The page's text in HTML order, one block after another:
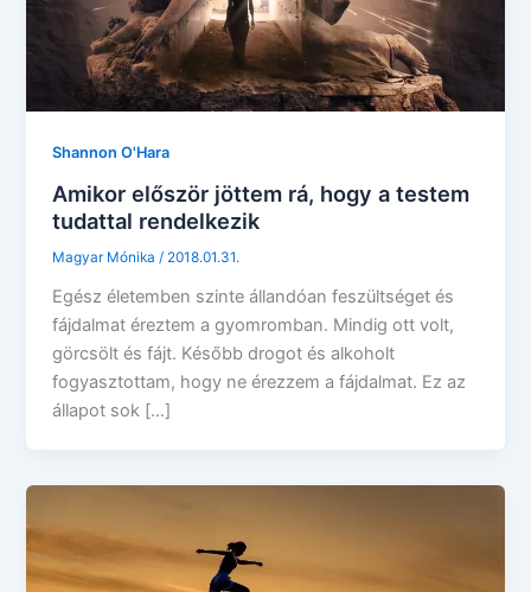
Shannon O'Hara
Amikor először jöttem rá, hogy a testem
tudattal rendelkezik
Magyar Mónika / 2018.01.31.
Egész életemben szinte állandóan feszültséget és
fájdalmat éreztem a gyomromban. Mindig ott volt,
görcsölt és fájt. Később drogot és alkoholt
fogyasztottam, hogy ne érezzem a fájdalmat. Ez az
állapot sok […]